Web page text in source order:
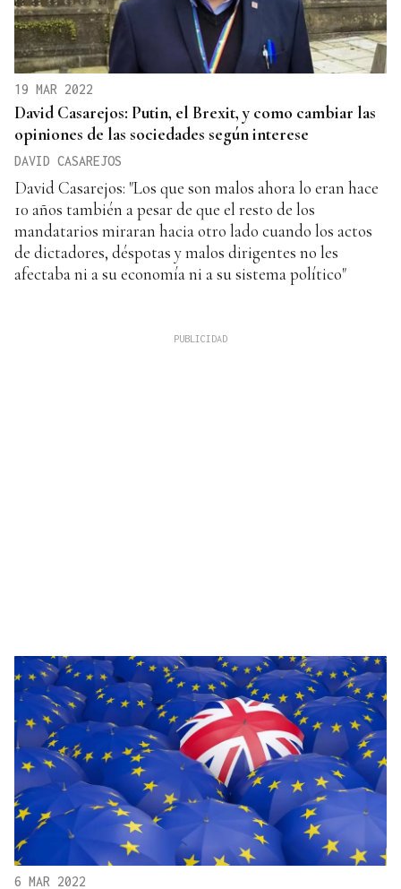
19 MAR 2022
David Casarejos: Putin, el Brexit, y como cambiar las
opiniones de las sociedades según interese
DAVID CASAREJOS
David Casarejos: "Los que son malos ahora lo eran hace
10 años también a pesar de que el resto de los
mandatarios miraran hacia otro lado cuando los actos
de dictadores, déspotas y malos dirigentes no les
afectaba ni a su economía ni a su sistema político"
6 MAR 2022